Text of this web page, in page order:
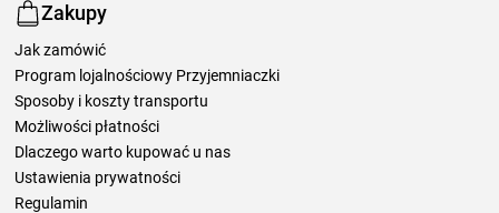
Zakupy
Jak zamówić
Program lojalnościowy Przyjemniaczki
Sposoby i koszty transportu
Możliwości płatności
Dlaczego warto kupować u nas
Ustawienia prywatności
Regulamin